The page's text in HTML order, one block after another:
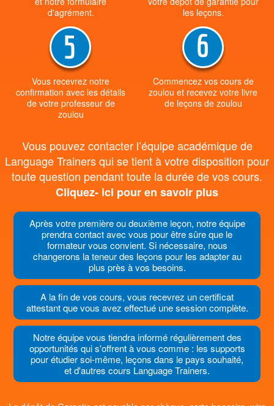
d'agrément.
les leçons.
Vous recevrez notre
confirmation avec les détails
de votre professeur de
zoulou
Commencez vos cours de
zoulou et recevez votre livre
de leçons de zoulou
Vous pouvez contacter l’équipe académique de
Language Trainers qui se tient à votre disposition pour
toute question pendant toute la durée de vos cours.
Cliquez- ici pour en savoir plus
Après votre première ou deuxième leçon, notre équipe
prendra contact avec vous pour être sûre que le
formateur vous convient. Si nécessaire, nous
changerons la teneur des leçons pour les adapter au
plus près à vos besoins.
A la fin de vos cours, vous recevrez un certificat
attestant que vous avez effectué une session complète.
Notre équipe vous tiendra informé régulièrement des
opportunités qui s'offrent à vous comme : les supports
pour étudier soi-même, leçons dans le pays souhaité,
et d'autres cours Language Trainers.